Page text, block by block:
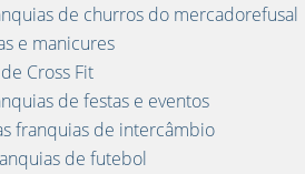
de churros do mercadorefusal
e manicures
Cross Fit
de festas e eventos
franquias de intercâmbio
de futebol